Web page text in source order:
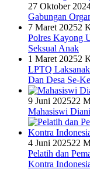
27 Oktober
Gabungan
7 Maret 20252
Polres Kayong
Seksual Anak
1 Maret 20252
LPTQ
Dan Desa Se-
9 Juni 202522
Mahasiswi
4 Juni 202522
Pelatih dan
Kontra